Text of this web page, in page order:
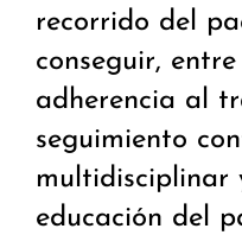
recorrido del
conseguir,
adherencia al
seguimiento
educación del